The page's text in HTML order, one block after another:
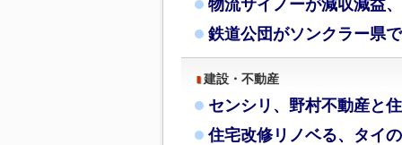
物流サイノーが減収減益
鉄道公団がソンクラー県
建設・不動産
センシリ、野村不動産と
住宅改修リノベる、タイ